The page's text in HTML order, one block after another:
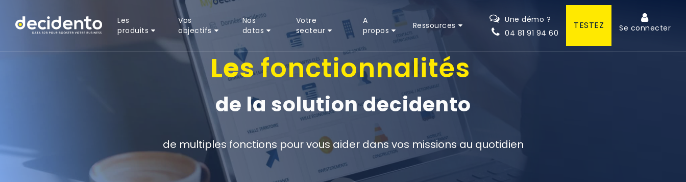
Les
produits
Vos
objectifs
Nos
datas
Votre
secteur
A
propos
Ressources
Une démo ?
04 81 91 94 60
TESTEZ Se connecter
Lesfonctionnalités
de la solution decidento
de multiples fonctions pour vous aider dans vos missions au quotidien